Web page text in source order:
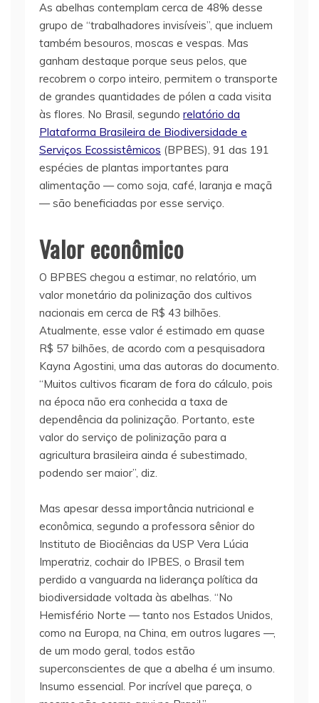
As abelhas contemplam cerca de 48% desse
grupo de “trabalhadores invisíveis”, que incluem
também besouros, moscas e vespas. Mas
ganham destaque porque seus pelos, que
recobrem o corpo inteiro, permitem o transporte
de grandes quantidades de pólen a cada visita
às flores. No Brasil, segundo relatório da
Plataforma Brasileira de Biodiversidade e
Serviços Ecossistêmicos (BPBES), 91 das 191
espécies de plantas importantes para
alimentação — como soja, café, laranja e maçã
— são beneficiadas por esse serviço.
Valor econômico
O BPBES chegou a estimar, no relatório, um
valor monetário da polinização dos cultivos
nacionais em cerca de R$ 43 bilhões.
Atualmente, esse valor é estimado em quase
R$ 57 bilhões, de acordo com a pesquisadora
Kayna Agostini, uma das autoras do documento.
“Muitos cultivos ficaram de fora do cálculo, pois
na época não era conhecida a taxa de
dependência da polinização. Portanto, este
valor do serviço de polinização para a
agricultura brasileira ainda é subestimado,
podendo ser maior”, diz.
Mas apesar dessa importância nutricional e
econômica, segundo a professora sênior do
Instituto de Biociências da USP Vera Lúcia
Imperatriz, cochair do IPBES, o Brasil tem
perdido a vanguarda na liderança política da
biodiversidade voltada às abelhas. “No
Hemisfério Norte — tanto nos Estados Unidos,
como na Europa, na China, em outros lugares —,
de um modo geral, todos estão
superconscientes de que a abelha é um insumo.
Insumo essencial. Por incrível que pareça, o